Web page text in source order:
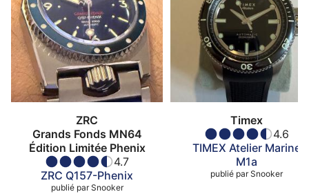
ZRC
Grands Fonds MN64
Édition Limitée Phenix
4.7
ZRC Q157-Phenix
publié par Snooker
Timex
4.6
TIMEX Atelier Marine
M1a
publié par Snooker